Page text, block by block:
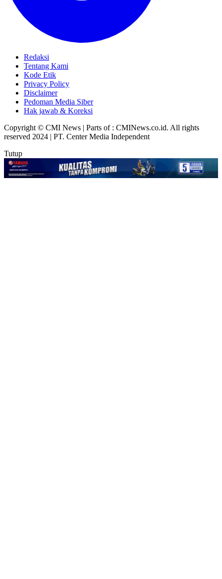
Redaksi
Tentang Kami
Kode Etik
Privacy Policy
Disclaimer
Pedoman Media Siber
Hak jawab & Koreksi
Copyright © CMI News | Parts of : CMINews.co.id. All rights
reserved 2024 | PT. Center Media Independent
Tutup